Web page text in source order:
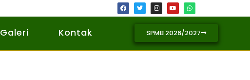
Galeri Kontak SPMB 2026/2027